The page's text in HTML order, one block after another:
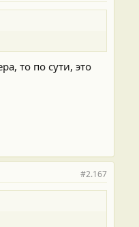
то по сути, это
#2.167